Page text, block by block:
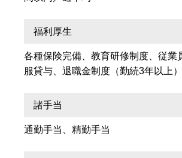
福利厚生
各種保険完備、教育研修制度、従業
服貸与、退職金制度（勤続3年以上）
諸手当
通勤手当、精勤手当